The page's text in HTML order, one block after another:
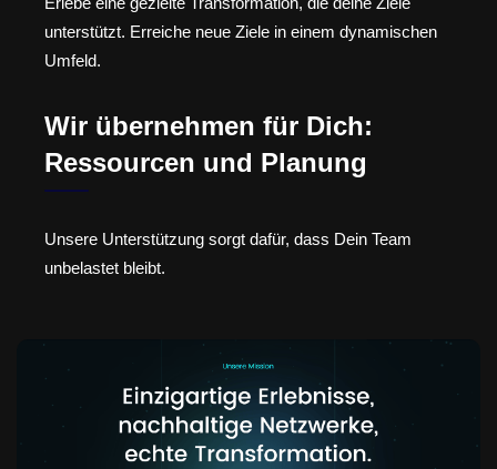
unterstützt. Erreiche neue Ziele in einem dynamischen
Umfeld.
Wir übernehmen für Dich:
Ressourcen und Planung
Unsere Unterstützung sorgt dafür, dass Dein Team
unbelastet bleibt.